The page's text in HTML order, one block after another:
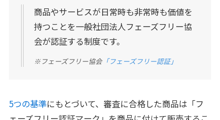
商品やサービスが日常時も非常時も価値を
持つことを一般社団法人フェーズフリー協
会が認証する制度です。
※フェーズフリー協会「フェーズフリー認証」
5つの基準にもとづいて、審査に合格した商品は「フ